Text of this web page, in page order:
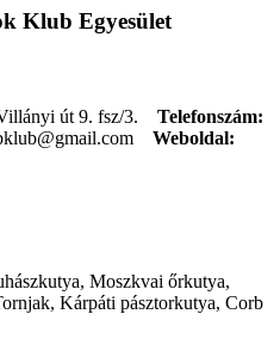
Klub Egyesület
út 9. fsz/3. Telefonszám:
Weboldal:
Moszkvai őrkutya,
Kárpáti pásztorkutya, Corb